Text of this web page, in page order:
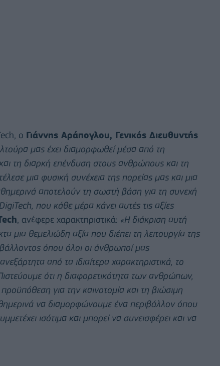
o Γιάννης Αράπογλου, Γενικός Διευθυντής
μας έχει διαμορφωθεί μέσα από τη
τη διαρκή επένδυση στους ανθρώπους και τη
μια φυσική συνέχεια της πορείας μας και μια
αποτελούν τη σωστή βάση για τη συνεχή
που κάθε μέρα κάνει αυτές τις αξίες
, ανέφερε χαρακτηριστικά: «Η διάκριση αυτή
μια θεμελιώδη αξία που διέπει τη λειτουργία της
όπου όλοι οι άνθρωποί μας
από τα ιδιαίτερα χαρακτηριστικά, το
ότι η διαφορετικότητα των ανθρώπων,
για την καινοτομία και τη βιώσιμη
να διαμορφώνουμε ένα περιβάλλον όπου
ισότιμα και μπορεί να συνεισφέρει και να